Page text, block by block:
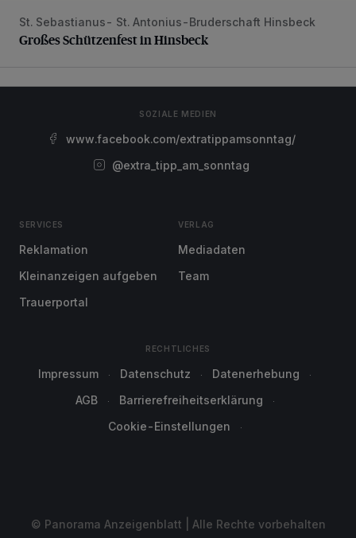
Großes Schützenfest in Hinsbeck
St. Sebastianus- St. Antonius-Bruderschaft Hinsbeck
Großes Schützenfest in Hinsbeck
SOZIALE MEDIEN
www.facebook.com/extratippamsonntag/
@extra_tipp_am_sonntag
SERVICES
Reklamation
Kleinanzeigen aufgeben
Trauerportal
VERLAG
Mediadaten
Team
RECHTLICHES
Impressum Datenschutz
Datenerhebung
AGB
Barrierefreiheitserklärung
Cookie-Einstellungen
© Panorama Anzeigenblatt | Alle Rechte vorbehalten